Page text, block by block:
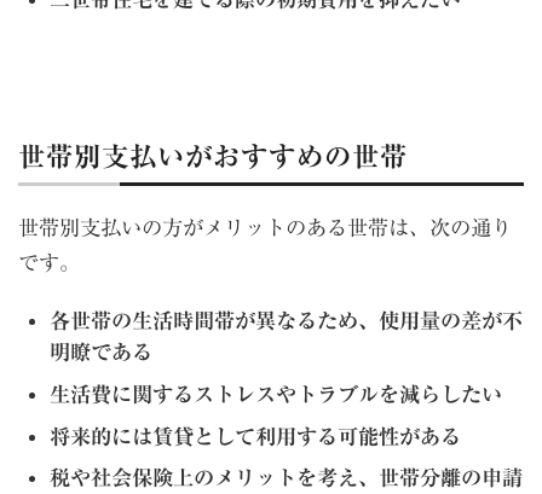
世帯別支払いがおすすめの世帯
世帯別支払いの方がメリットのある世帯は、次の通り
です。
各世帯の生活時間帯が異なるため、使用量の差が不
明瞭である
生活費に関するストレスやトラブルを減らしたい
将来的には賃貸として利用する可能性がある
税や社会保険上のメリットを考え、世帯分離の申請